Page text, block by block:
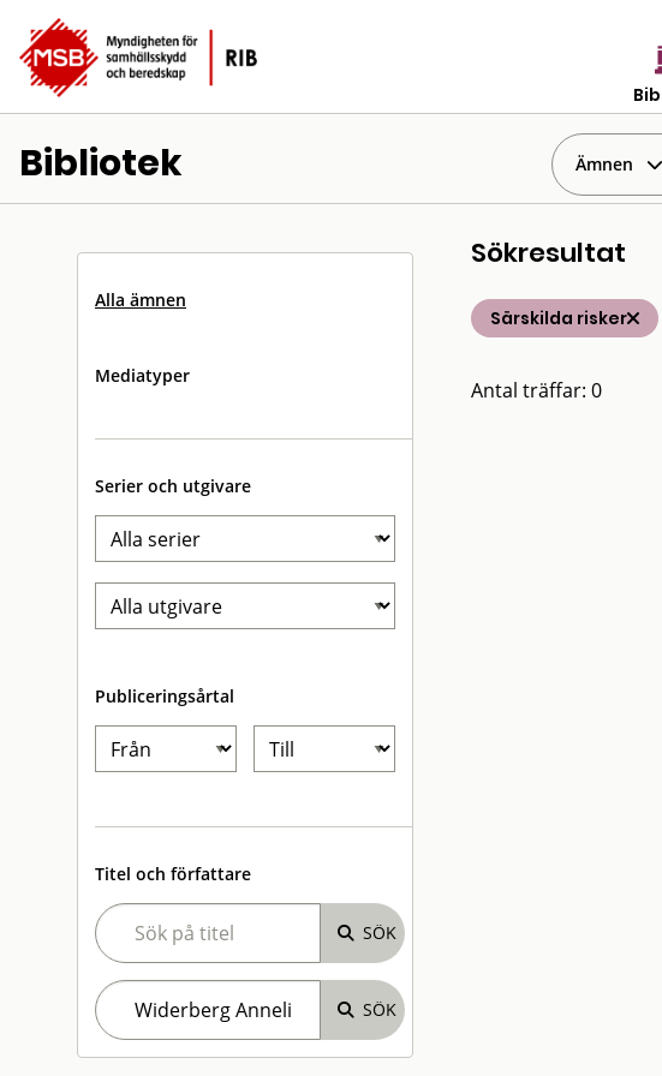
Bibliotek Ämnen
Alla ämnen
Mediatyper
Serier och utgivare
Publiceringsårtal
Titel och författare
Sökresultat
Särskilda risker
Antal träffar: 0